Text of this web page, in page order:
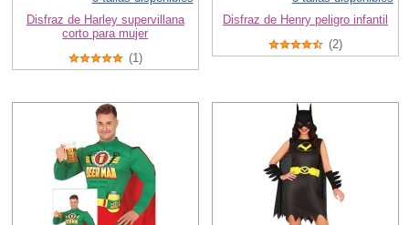
Disfraz de Harley supervillana
corto para mujer
(1)
Disfraz de Henry peligro infantil
(2)